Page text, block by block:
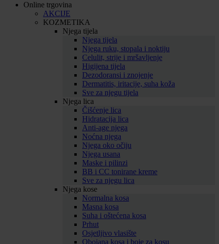
Online trgovina
AKCIJE
KOZMETIKA
Njega tijela
Njega tijela
Njega ruku, stopala i noktiju
Celulit, strije i mršavljenje
Higijena tijela
Dezodoransi i znojenje
Dermatitis, iritacije, suha koža
Sve za njegu tijela
Njega lica
Čišćenje lica
Hidratacija lica
Anti-age njega
Noćna njega
Njega oko očiju
Njega usana
Maske i pilinzi
BB i CC tonirane kreme
Sve za njegu lica
Njega kose
Normalna kosa
Masna kosa
Suha i oštećena kosa
Prhut
Osjetljivo vlasište
Obojana kosa i boje za kosu